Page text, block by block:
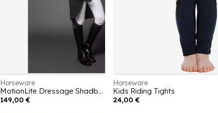
Horseware
MotionLite Dressage Shadbelly
149,00 €
Horseware
Kids Riding Tights
24,00 €